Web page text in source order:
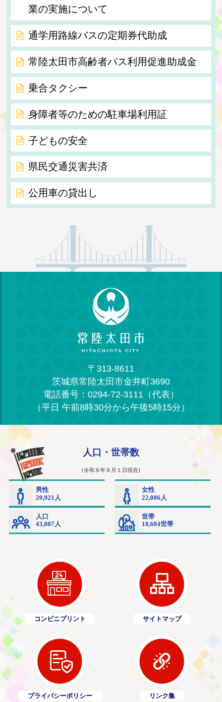
業の実施について
通学用路線バスの定期券代助成
常陸太田市高齢者バス利用促進助成金
乗合タクシー
身障者等のための駐車場利用証
子どもの安全
県民交通災害共済
公用車の貸出し
〒313-8611
茨城県常陸太田市金井町3690
電話番号：0294-72-3111（代表）
（平日 午前8時30分から午後5時15分）
コンビニプリント サイトマップ
プライバシーポリシー リンク集